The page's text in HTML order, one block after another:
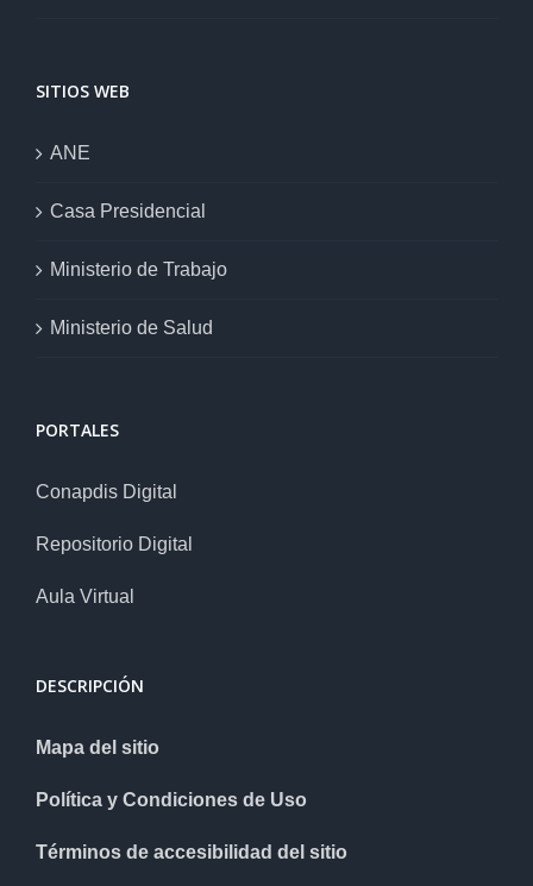
SITIOS WEB
ANE
Casa Presidencial
Ministerio de Trabajo
Ministerio de Salud
PORTALES
Conapdis Digital
Repositorio Digital
Aula Virtual
DESCRIPCIÓN
Mapa del sitio
Política y Condiciones de Uso
Términos de accesibilidad del sitio